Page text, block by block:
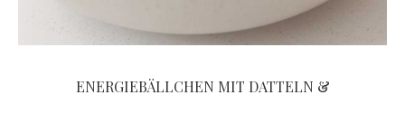
ENERGIEBÄLLCHEN MIT DATTELN &